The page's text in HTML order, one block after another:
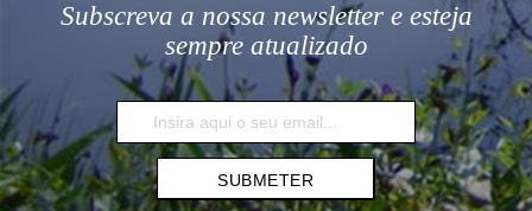
Subscreva a nossa newsletter e esteja
sempre atualizado
SUBMETER